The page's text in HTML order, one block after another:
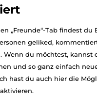
„Freunde“-Tab findest du
geliked,
Wenn du möchtest, kannst
und so ganz einfach
hast du auch hier die